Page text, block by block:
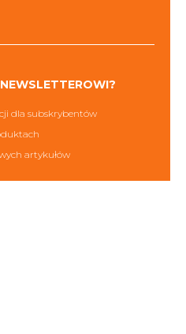
dla subskrybentów
artykułów